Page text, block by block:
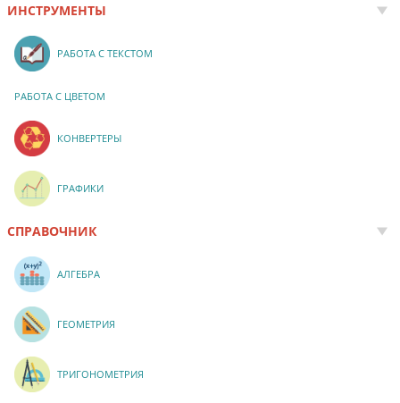
ИНСТРУМЕНТЫ
РАБОТА С ТЕКСТОМ
РАБОТА С ЦВЕТОМ
КОНВЕРТЕРЫ
ГРАФИКИ
СПРАВОЧНИК
АЛГЕБРА
ГЕОМЕТРИЯ
ТРИГОНОМЕТРИЯ